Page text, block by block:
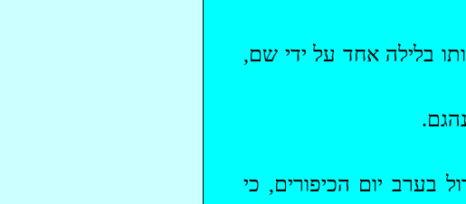
בלילה אחד על ידי שם,
בערב יום הכיפורים, כי